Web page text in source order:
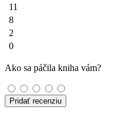
11
8
2
0
Ako sa páčila kniha vám?
Pridať recenziu